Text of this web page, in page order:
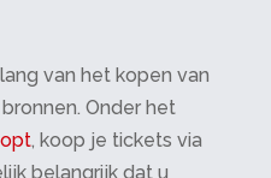
van het kopen van
Onder het
, koop je tickets via
belangrijk dat u